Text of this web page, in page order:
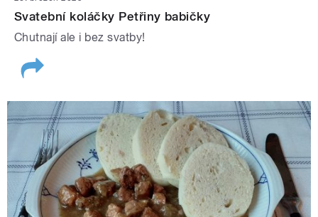
Svatební koláčky Petřiny babičky
Chutnají ale i bez svatby!